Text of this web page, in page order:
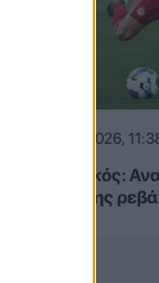
06.08.2026,
Ολυμπιακός:
ενόψει της